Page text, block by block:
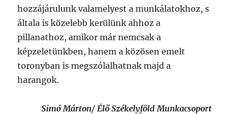
hozzájárulunk valamelyest a munkálatokhoz, s
általa is közelebb kerülünk ahhoz a
pillanathoz, amikor már nemcsak a
képzeletünkben, hanem a közösen emelt
toronyban is megszólalhatnak majd a
harangok.
Simó Márton/ Élő Székelyföld Munkacsoport